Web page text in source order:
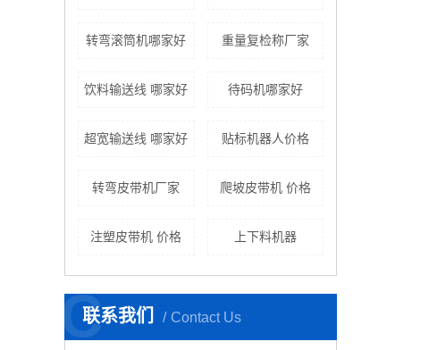
转弯滚筒机哪家好 重量复检称厂家
饮料输送线 哪家好 待码机哪家好
超宽输送线 哪家好 贴标机器人价格
转弯皮带机厂家 爬坡皮带机 价格
注塑皮带机 价格 上下料机器
联系我们 Contact Us
C